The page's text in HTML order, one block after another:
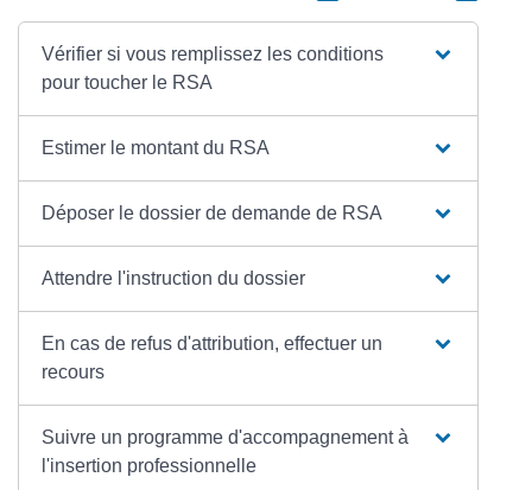
Vérifier si vous remplissez les conditions
pour toucher le RSA
Estimer le montant du RSA
Déposer le dossier de demande de RSA
Attendre l'instruction du dossier
En cas de refus d'attribution, effectuer un
recours
Suivre un programme d'accompagnement à
l'insertion professionnelle